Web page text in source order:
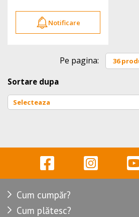
Notificare
Pe pagina:
Sortare dupa
Cum cumpăr?
Cum plătesc?